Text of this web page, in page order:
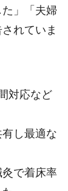
」「夫婦
れていま
対応など
し最適な
で着床率